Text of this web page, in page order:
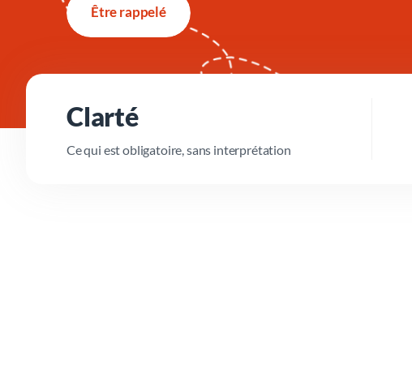
Être rappelé
Clarté
Ce qui est obligatoire, sans interprétation